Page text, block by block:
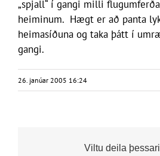
„spjall“ í gangi milli
heiminum. Hægt er að panta
heimasíðuna og taka þátt í
gangi.
26. janúar 2005 16:24
Viltu deila